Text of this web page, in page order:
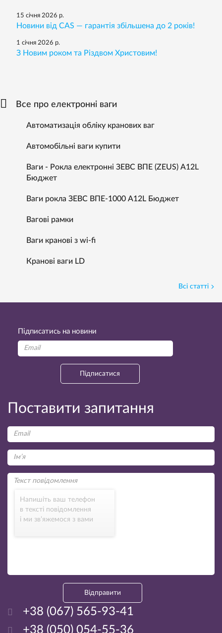
15 січня 2026 р.
Новини від CAS — гарантія збільшена до 2 років!
1 січня 2026 р.
З Новим роком та Різдвом Христовим!
Все про електронні ваги
Автоматизація обліку кранових ваг
Автомобільні ваги купити
Ваги - Рокла електронні ЗЕВС ВПЕ (ZEUS) A12L
Бюджет
Ваги рокла ЗЕВС ВПЕ-1000 А12L Бюджет
Вагові рамки
Ваги кранові з wi-fi
Кранові ваги LD
Всі статті
Підписатись на новини
Підписатися
Поставити запитання
Напишіть ваш телефон
в тексті повідомлення
і ми зв’яжемося з вами
Відправити
+38 (067) 565-93-41
+38 (050) 054-55-36